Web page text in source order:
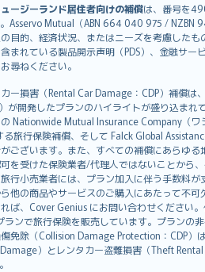
ージーランド居住者向けの補償は、番号を
Asservo Mutual（ABN 664 040 975 / NZBN
目的、経済状況、またはニーズを考慮した
まれている製品開示声明（PDS）、金融サ
尋ねください。
ー損害（Rental Car Damage：CDP）補償
が開発したプランのハイライトが盛り込ま
Nationwide Mutual Insurance Company（
旅行保険補償、そして Falck Global
ございます。また、すべての補償にあらゆる
を受けた保険業者/代理人ではないことから
行小売業者には、プラン加入に伴う手数料
他の商品やサービスのご購入にあたって不
ば、Cover Genius にお問い合わせください
ンで旅行保険を販売しています。プランの
免除（Collision Damage Protection：CDP
）とレンタカー盗難損害（Theft